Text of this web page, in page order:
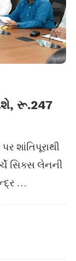
રૂ.247
શાંતિપૂરાથી
સિક્સ લેનની
…